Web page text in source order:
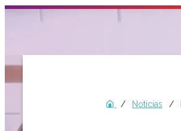
Noticias